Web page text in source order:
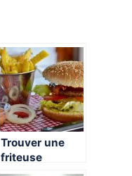
Trouver une
friteuse
facilement